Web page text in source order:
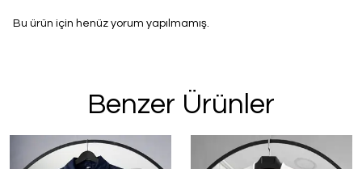
Bu ürün için henüz yorum yapılmamış.
Benzer Ürünler